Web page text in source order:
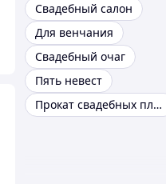
Свадебный салон
Для венчания
Свадебный очаг
Пять невест
Прокат свадебных платьев